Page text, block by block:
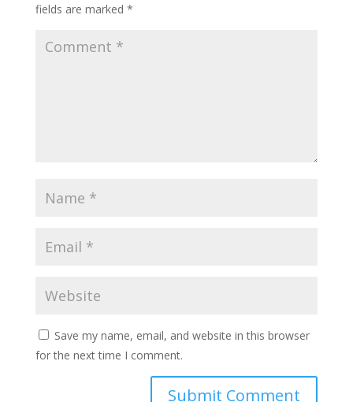
fields are marked *
Save my name, email, and website in this browser
for the next time I comment.